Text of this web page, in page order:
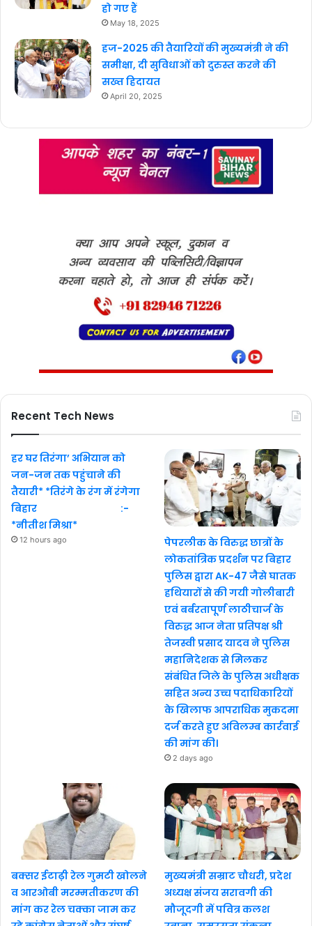
हो गए हैं
May 18, 2025
हज-2025 की तैयारियों की मुख्यमंत्री ने की
समीक्षा, दी सुविधाओं को दुरुस्त करने की
सख्त हिदायत
April 20, 2025
Recent Tech News
हर घर तिरंगा’ अभियान को
जन-जन तक पहुंचाने की
तैयारी* *तिरंगे के रंग में रंगेगा
बिहार :-
*नीतीश मिश्रा*
12 hours ago
पेपरलीक के विरुद्ध छात्रों के
लोकतांत्रिक प्रदर्शन पर बिहार
पुलिस द्वारा AK-47 जैसे घातक
हथियारों से की गयी गोलीबारी
एवं बर्बरतापूर्ण लाठीचार्ज के
विरुद्ध आज नेता प्रतिपक्ष श्री
तेजस्वी प्रसाद यादव ने पुलिस
महानिदेशक से मिलकर
संबंधित जिले के पुलिस अधीक्षक
सहित अन्य उच्च पदाधिकारियों
के खिलाफ आपराधिक मुकदमा
दर्ज करते हुए अविलम्ब कार्रवाई
की मांग की।
2 days ago
बक्सर ईटाढ़ी रेल गुमटी खोलने
व आरओबी मरम्मतीकरण की
मांग कर रेल चक्का जाम कर
मुख्यमंत्री सम्राट चौधरी, प्रदेश
अध्यक्ष संजय सरावगी की
मौजूदगी में पवित्र कलश